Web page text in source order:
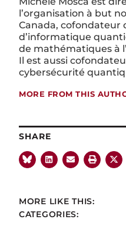
l’organisation à but
Canada, cofondateur
d’informatique
de mathématiques à
Il est aussi
cybersécurité
MORE FROM THIS
SHARE
MORE LIKE THIS:
CATEGORIES: